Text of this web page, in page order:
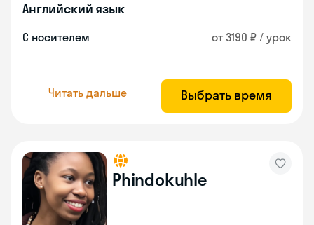
Английский язык
С носителем от 3190 ₽ / урок
Читать дальше Выбрать время
Phindokuhle